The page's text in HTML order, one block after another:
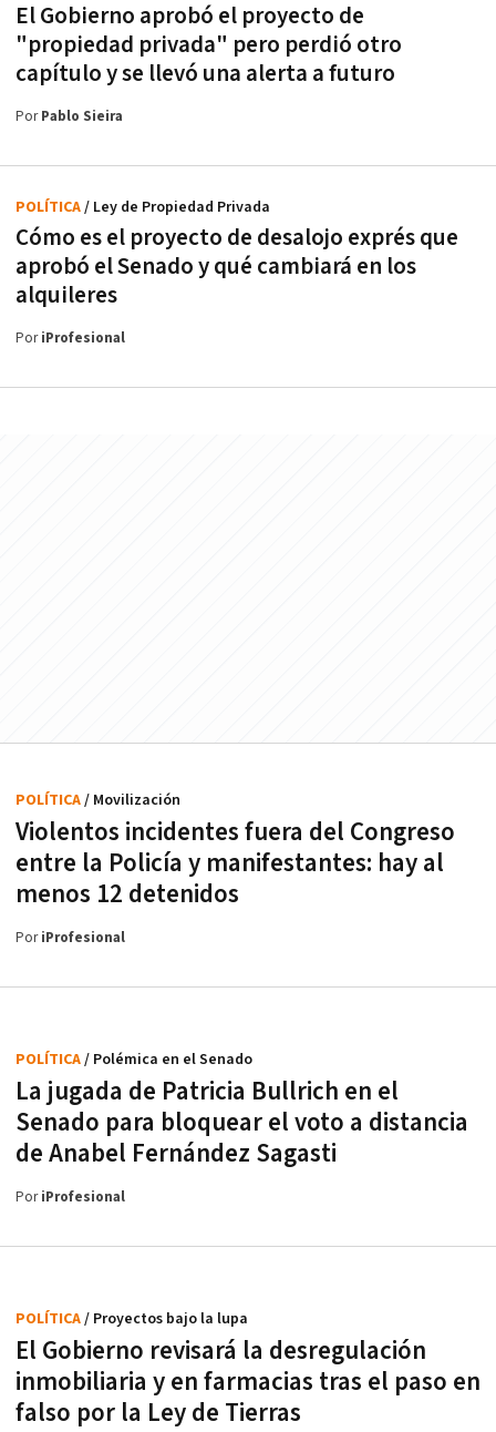
El Gobierno aprobó el proyecto de
"propiedad privada" pero perdió otro
capítulo y se llevó una alerta a futuro
PorPablo Sieira
Cómo es el proyecto de desalojo exprés que
aprobó el Senado y qué cambiará en los
alquileres
POLÍTICA/ Ley de Propiedad Privada
PoriProfesional
Violentos incidentes fuera del Congreso
entre la Policía y manifestantes: hay al
menos 12 detenidos
POLÍTICA/ Movilización
PoriProfesional
La jugada de Patricia Bullrich en el
Senado para bloquear el voto a distancia
de Anabel Fernández Sagasti
POLÍTICA/ Polémica en el Senado
PoriProfesional
El Gobierno revisará la desregulación
inmobiliaria y en farmacias tras el paso en
falso por la Ley de Tierras
POLÍTICA/ Proyectos bajo la lupa